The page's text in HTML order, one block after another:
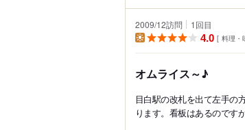
2009/12訪問 1回目
4.0
料理・
オムライス～♪
目白駅の改札を出て左手の
ります。看板はあるのです